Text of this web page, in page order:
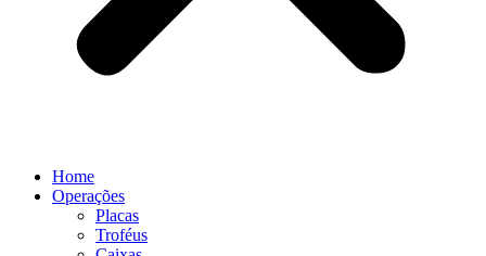
Home
Operações
Placas
Troféus